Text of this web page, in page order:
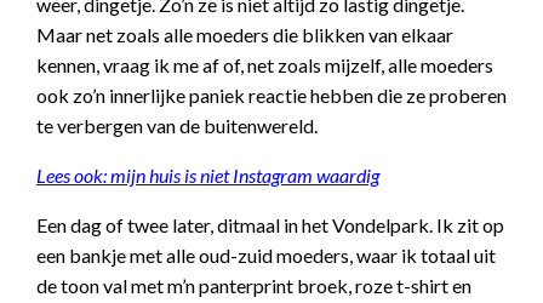
Maar net zoals alle moeders die blikken van elkaar
kennen, vraag ik me af of, net zoals mijzelf, alle moeders
ook zo’n innerlijke paniek reactie hebben die ze proberen
te verbergen van de buitenwereld.
Lees ook: mijn huis is niet Instagram waardig
Een dag of twee later, ditmaal in het Vondelpark. Ik zit op
een bankje met alle oud-zuid moeders, waar ik totaal uit
de toon val met m’n panterprint broek, roze t-shirt en